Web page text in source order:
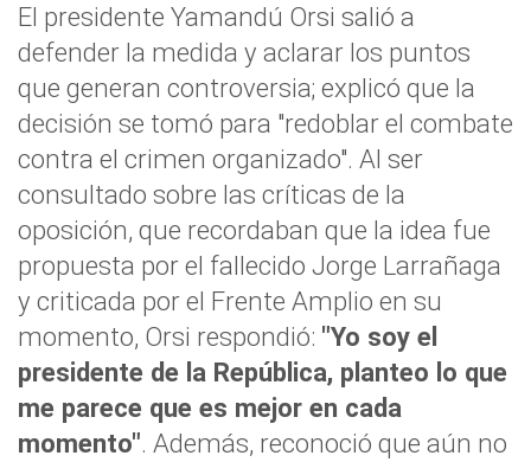
El presidente Yamandú Orsi salió a
defender la medida y aclarar los puntos
que generan controversia; explicó que la
decisión se tomó para "redoblar el combate
contra el crimen organizado". Al ser
consultado sobre las críticas de la
oposición, que recordaban que la idea fue
propuesta por el fallecido Jorge Larrañaga
y criticada por el Frente Amplio en su
momento, Orsi respondió: "Yo soy el
presidente de la República, planteo lo que
me parece que es mejor en cada
momento". Además, reconoció que aún no